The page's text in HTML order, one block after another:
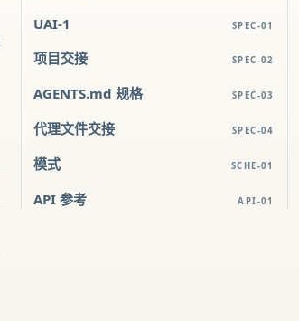
UAI-1 SPEC-01
项目交接 SPEC-02
AGENTS.md 规格 SPEC-03
代理文件交接 SPEC-04
模式 SCHE-01
API 参考 API-01